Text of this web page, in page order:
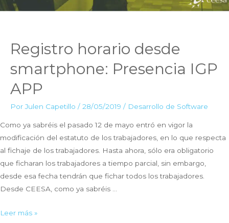
Registro horario desde
smartphone: Presencia IGP
APP
PorJulen Capetillo / 28/05/2019 / Desarrollo de Software
Como ya sabréis el pasado 12 de mayo entró en vigor la
modificación del estatuto de los trabajadores, en lo que respecta
al fichaje de los trabajadores. Hasta ahora, sólo era obligatorio
que ficharan los trabajadores a tiempo parcial, sin embargo,
desde esa fecha tendrán que fichar todos los trabajadores.
Desde CEESA, como ya sabréis …
Registro
Leer más »